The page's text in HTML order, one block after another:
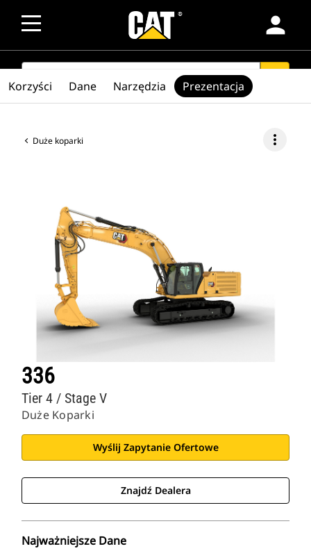
person
SEARCH
Duże koparki more_vert
336
Duże Koparki
Tier 4 / Stage V
Wyślij Zapytanie Ofertowe
Znajdź Dealera
Najważniejsze Dane
Korzyści Dane Narzędzia Prezentacja